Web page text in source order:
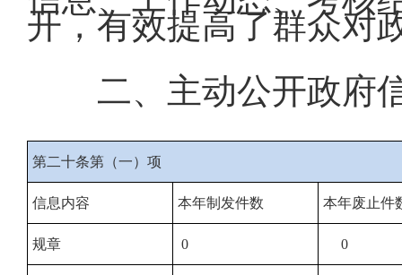
开，有效提高了群众对
二、主动公开政府
第二十条第（一）项
信息内容 本年制发件数 本年废止件
规章 0 0